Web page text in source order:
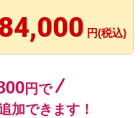
円(税込)
円で
加できます！